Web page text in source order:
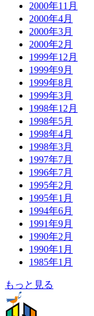
2000年11月
2000年4月
2000年3月
2000年2月
1999年12月
1999年9月
1999年8月
1999年3月
1998年12月
1998年5月
1998年4月
1998年3月
1997年7月
1996年7月
1995年2月
1995年1月
1994年6月
1991年9月
1990年2月
1990年1月
1985年1月
もっと見る